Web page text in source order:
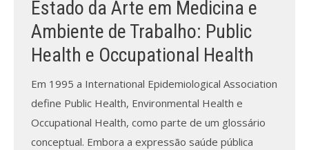
Processo de submissão
Submeta aqui
Formação Profissional
Bolsa de emprego (oferta/
procura)
Estado da Arte em Medicina e
Ambiente de Trabalho: Public
Health e Occupational Health
Em 1995 a International Epidemiological Association
define Public Health, Environmental Health e
Occupational Health, como parte de um glossário
conceptual. Embora a expressão saúde pública